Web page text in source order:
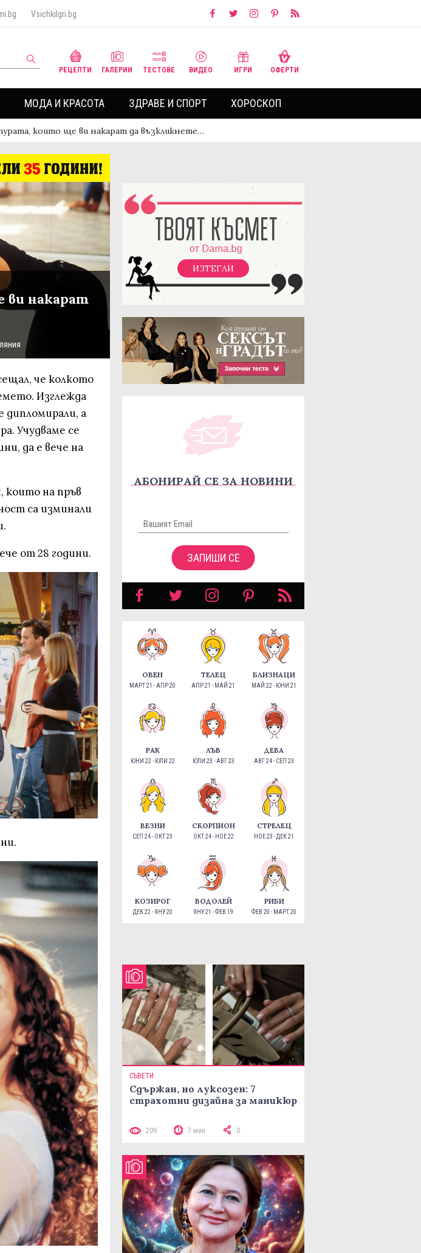
VsichkiIgri.bg
РЕЦЕПТИ ГАЛЕРИИ ТЕСТОВЕ ВИДЕО ИГРИ ОФЕРТИ
МОДА И КРАСОТА ЗДРАВЕ И СПОРТ ХОРОСКОП
които ще ви накарат да възкликнете…
ви накарат
че колкото
Изглежда
дипломирали, а
Учудваме се
да е вече на
които на пръв
са изминали
от 28 години.
ИЗТЕГЛИ
АБОНИРАЙ СЕ ЗА НОВИНИ
ЗАПИШИ СЕ
ОВЕН
МАРТ 21 - АПР 20
ТЕЛЕЦ
АПР 21 - МАЙ 21
БЛИЗНАЦИ
МАЙ 22 - ЮНИ 21
РАК
ЮНИ 22 - ЮЛИ 22
ЛЪВ
ЮЛИ 23 - АВГ 23
ДЕВА
АВГ 24 - СЕП 23
ВЕЗНИ
СЕП 24 - ОКТ 23
СКОРПИОН
ОКТ 24 - НОЕ 22
СТРЕЛЕЦ
НОЕ 23 - ДЕК 21
КОЗИРОГ
ДЕК 22 - ЯНУ 20
ВОДОЛЕЙ
ЯНУ 21 - ФЕВ 19
РИБИ
ФЕВ 20 - МАРТ 20
СЪВЕТИ
Сдържан, но луксозен: 7
страхотни дизайна за маникюр
209 7 мин 0